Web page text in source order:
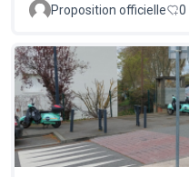
Proposition officielle 0